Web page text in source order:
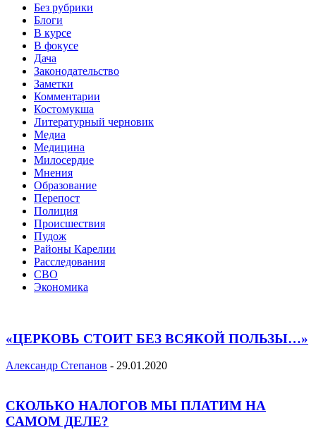
Без рубрики
Блоги
В курсе
В фокусе
Дача
Законодательство
Заметки
Комментарии
Костомукша
Литературный черновик
Медиа
Медицина
Милосердие
Мнения
Образование
Перепост
Полиция
Происшествия
Пудож
Районы Карелии
Расследования
СВО
Экономика
«ЦЕРКОВЬ СТОИТ БЕЗ ВСЯКОЙ ПОЛЬЗЫ…»
Александр Степанов - 29.01.2020
СКОЛЬКО НАЛОГОВ МЫ ПЛАТИМ НА
САМОМ ДЕЛЕ?